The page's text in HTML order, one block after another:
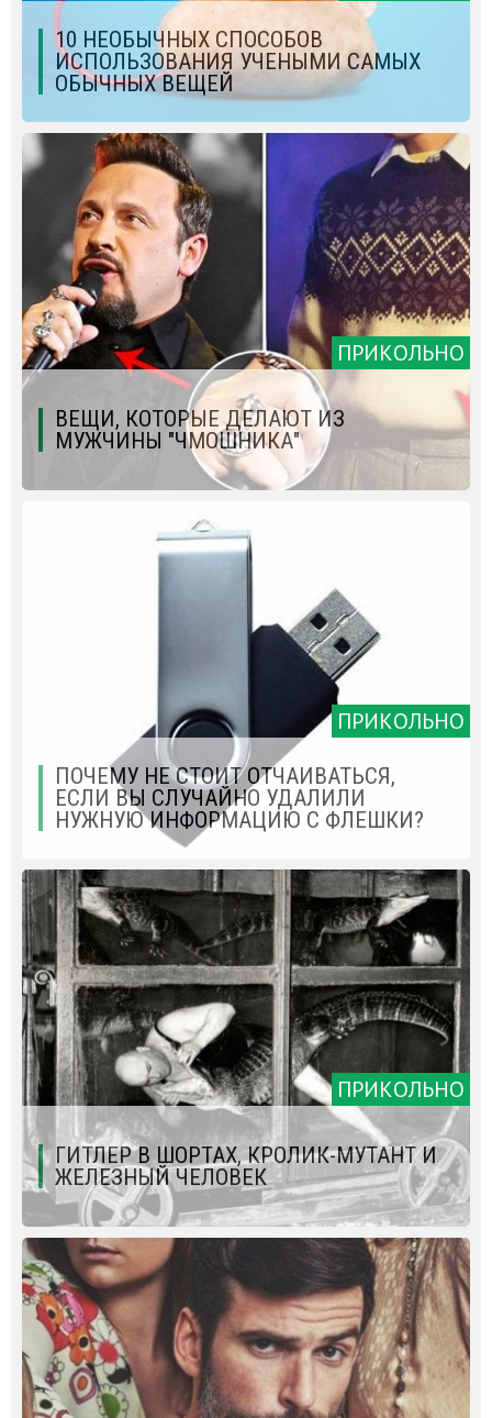
10 НЕОБЫЧНЫХ СПОСОБОВ
ИСПОЛЬЗОВАНИЯ УЧЕНЫМИ САМЫХ
ОБЫЧНЫХ ВЕЩЕЙ
ПРИКОЛЬНО
ВЕЩИ, КОТОРЫЕ ДЕЛАЮТ ИЗ
МУЖЧИНЫ "ЧМОШНИКА"
ПРИКОЛЬНО
ПОЧЕМУ НЕ СТОИТ ОТЧАИВАТЬСЯ,
ЕСЛИ ВЫ СЛУЧАЙНО УДАЛИЛИ
НУЖНУЮ ИНФОРМАЦИЮ С ФЛЕШКИ?
ПРИКОЛЬНО
ГИТЛЕР В ШОРТАХ, КРОЛИК-МУТАНТ И
ЖЕЛЕЗНЫЙ ЧЕЛОВЕК